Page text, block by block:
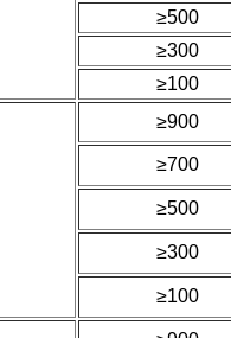
≥500
≥300
≥100
≥900
≥700
≥500
≥300
≥100